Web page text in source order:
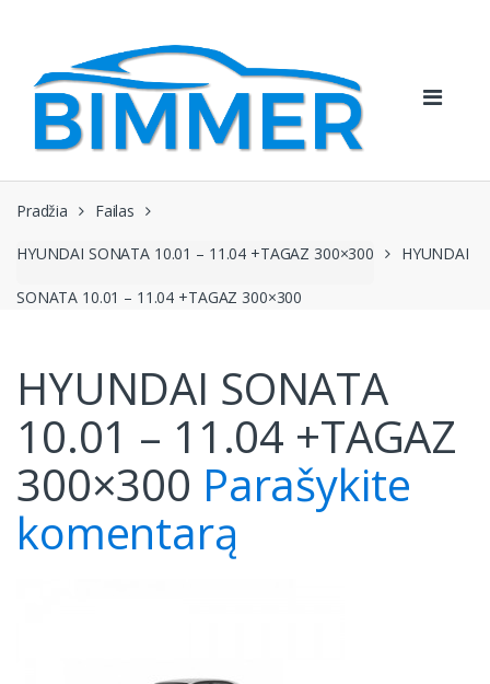
navigacijos
Pradžia Failas
HYUNDAI SONATA 10.01 – 11.04 +TAGAZ 300×300 HYUNDAI
SONATA 10.01 – 11.04 +TAGAZ 300×300
HYUNDAI SONATA
10.01 – 11.04 +TAGAZ
300×300 Parašykite
komentarą